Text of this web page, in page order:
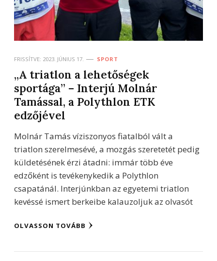
FRISSÍTVE: 2023. JÚNIUS 17. SPORT
„A triatlon a lehetőségek
sportága” – Interjú Molnár
Tamással, a Polythlon ETK
edzőjével
Molnár Tamás víziszonyos fiatalból vált a
triatlon szerelmesévé, a mozgás szeretetét pedig
küldetésének érzi átadni: immár több éve
edzőként is tevékenykedik a Polythlon
csapatánál. Interjúnkban az egyetemi triatlon
kevéssé ismert berkeibe kalauzoljuk az olvasót
OLVASSON TOVÁBB